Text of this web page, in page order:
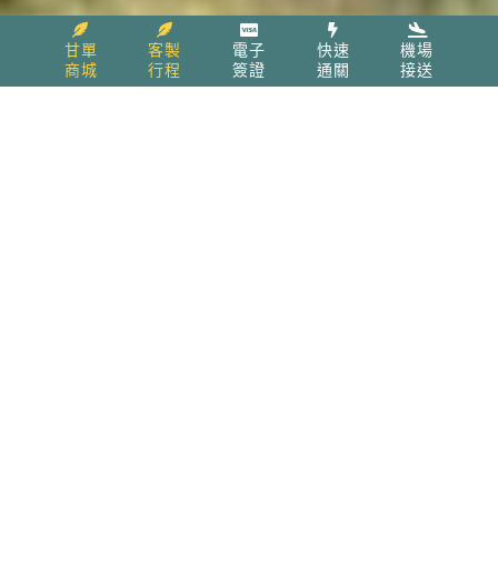
甘單
商城
客製
行程
電子
簽證
快速
通關
機場
接送